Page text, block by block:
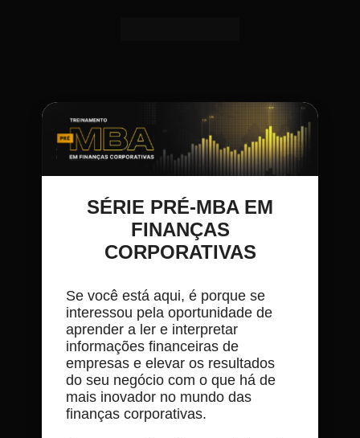
SÉRIE PRÉ-MBA EM
FINANÇAS
CORPORATIVAS
Se você está aqui, é porque se
interessou pela oportunidade de
aprender a ler e interpretar
informações financeiras de
empresas e elevar os resultados
do seu negócio com o que há de
mais inovador no mundo das
finanças corporativas.